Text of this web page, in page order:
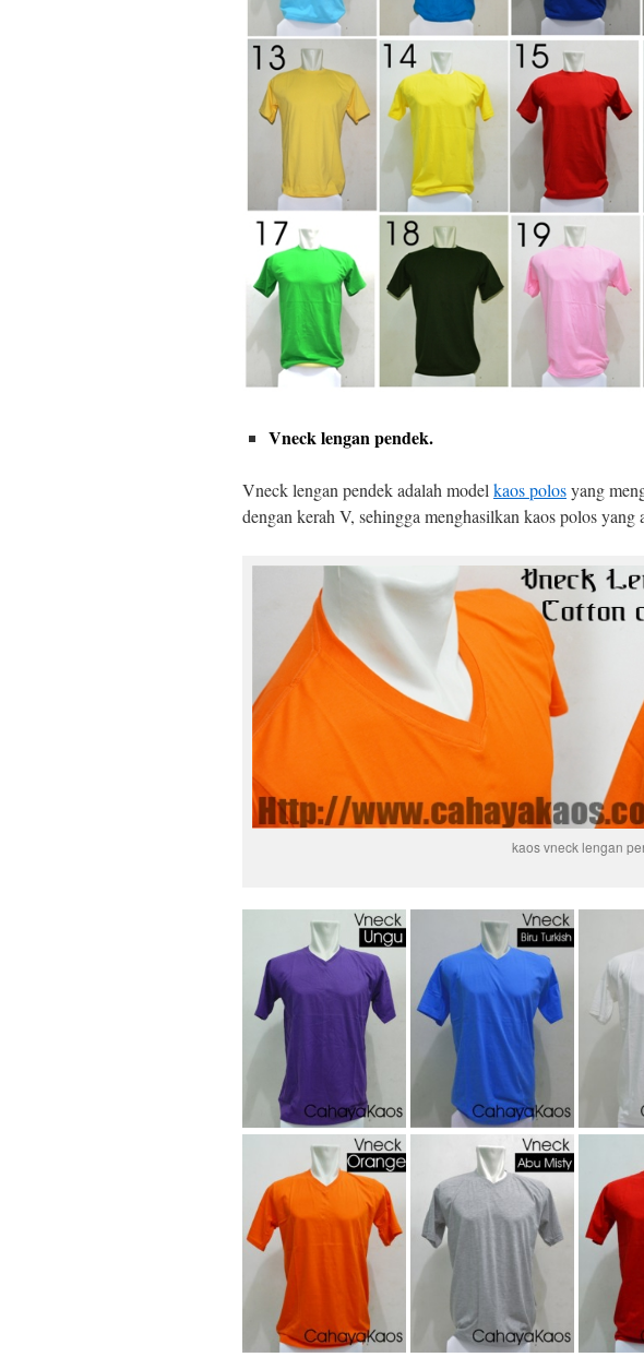
Vneck lengan pendek.
Vneck lengan pendek adalah model kaos polosyang
dengan kerah V, sehingga menghasilkan kaos polos yang
kaos vneck lengan